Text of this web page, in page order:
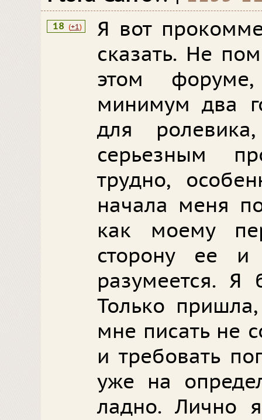
18 (+1)
Я вот
сказать. Не
этом
минимум два
для
серьезным
трудно,
начала меня
как моему
сторону ее
разумеется.
Только
мне писать не
и требовать
уже на
ладно. Лично